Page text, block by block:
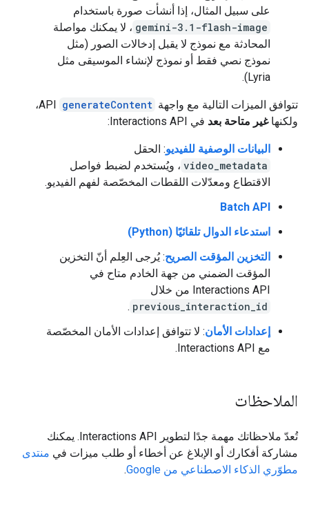
على سبيل المثال، إذا أنشأت صورة باستخدام
gemini-3.1-flash-image ، لا يمكنك مواصلة
المحادثة مع نموذج لا يقبل إدخالات الصور (مثل
نموذج نصي فقط أو نموذج لإنشاء الموسيقى مثل
Lyria).
تتوافق الميزات التالية مع واجهة generateContent
API،
ولكنهاغير متاحة بعد في Interactions API:
البيانات الوصفية للفيديو: الحقل
video_metadata ، ويُستخدم لضبط فواصل
الاقتطاع ومعدّلات اللقطات المخصّصة لفهم الفيديو.
Batch API
استدعاء الدوال تلقائيًا (Python)
التخزين المؤقت الصريح: يُرجى العِلم أنّ التخزين
المؤقت الضمني من جهة الخادم متاح في
Interactions API من خلال
previous_interaction_id
.
إعدادات الأمان: لا تتوافق إعدادات الأمان المخصّصة
مع Interactions API.
الملاحظات
تُعدّ ملاحظاتك مهمة جدًا لتطوير Interactions API. يمكنك
مشاركة أفكارك أو الإبلاغ عن أخطاء أو طلب ميزات في منتدى
مطوّري الذكاء الاصطناعي من Google
.